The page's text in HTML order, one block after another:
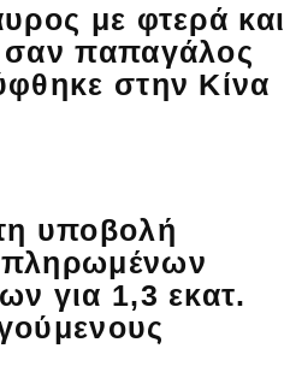
με φτερά και
παπαγάλος
στην Κίνα
υποβολή
για 1,3 εκατ.